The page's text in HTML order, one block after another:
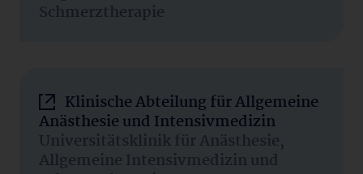
Schmerztherapie
Klinische Abteilung für Allgemeine
Anästhesie und Intensivmedizin
Universitätsklinik für Anästhesie,
Allgemeine Intensivmedizin und